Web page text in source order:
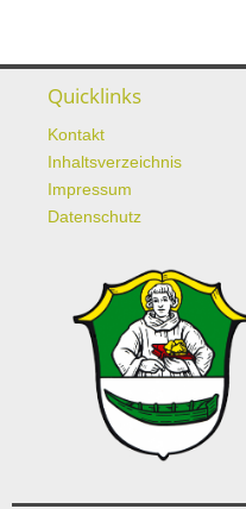
Quicklinks
Kontakt
Inhaltsverzeichnis
Impressum
Datenschutz